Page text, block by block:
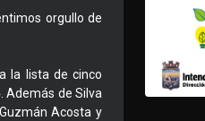
orgullo de
la lista de cinco
Además de Silva
Acosta y